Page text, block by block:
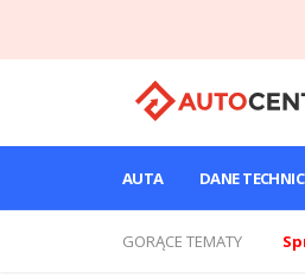
AUTA DANE
GORĄCE TEMATY